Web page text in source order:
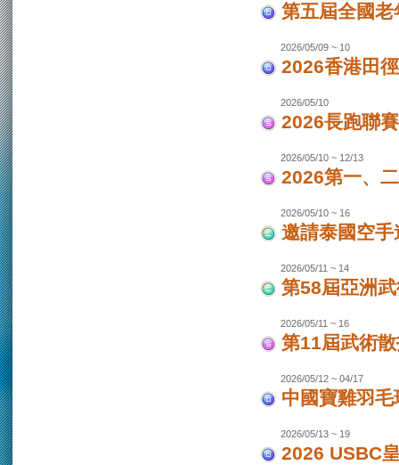
第五屆全國
2026/05/09 ~ 10
2026香港田
2026/05/10
2026長跑聯
2026/05/10 ~ 12/13
2026第一、
2026/05/10 ~ 16
邀請泰國空
2026/05/11 ~ 14
第58屆亞洲
2026/05/11 ~ 16
第11屆武術
2026/05/12 ~ 04/17
中國寶雞羽
2026/05/13 ~ 19
2026 USBC